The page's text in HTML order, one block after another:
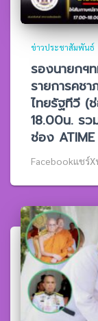
ข่าวประชาสัมพันธ์
รองนายกฯ
รายการคช
ไทยรัฐทีวี (
18.00น. รว
ช่อง
Facebookแชร์X